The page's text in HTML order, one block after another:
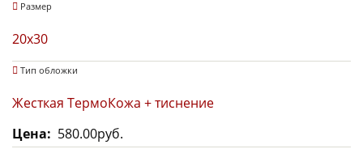
Размер
20х30
Тип обложки
Жесткая ТермоКожа + тиснение
Цена
580.00руб.